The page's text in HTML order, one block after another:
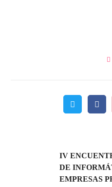
IV
DE
EMPRESAS